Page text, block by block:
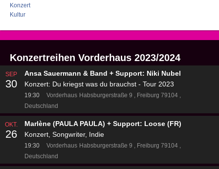
Konzert
Kultur
Konzertreihen Vorderhaus 2023/2024
SEP
30
Ansa Sauermann & Band + Support: Niki Nubel
Konzert: Du kriegst was du brauchst - Tour 2023
19:30 Vorderhaus Habsburgerstraße 9
Freiburg 79104
Deutschland
OKT.
26
Marlène (PAULA PAULA) + Support: Loose (FR)
Konzert, Songwriter, Indie
19:30 Vorderhaus Habsburgerstraße 9
Freiburg 79104
Deutschland